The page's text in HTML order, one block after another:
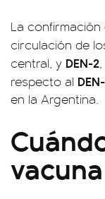
La
circulación de
central, y DEN-2
respecto al
en la Argentina.